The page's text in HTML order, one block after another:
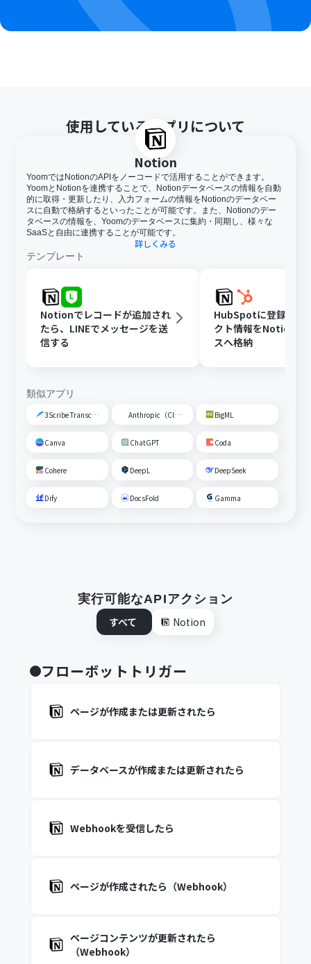
使用しているアプリについて
Notion
YoomではNotionのAPIをノーコードで活用することができます。
YoomとNotionを連携することで、Notionデータベースの情報を自動
的に取得・更新したり、入力フォームの情報をNotionのデータベー
スに自動で格納するといったことが可能です。また、Notionのデー
タベースの情報を、Yoomのデータベースに集約・同期し、様々な
SaaSと自由に連携することが可能です。
詳しくみる
テンプレート
Notionでレコードが追加され
たら、LINEでメッセージを送
信する
HubSpotに登録され
クト情報をNotionデ
スへ格納
類似アプリ
3Scribe Transcription Anthropic（Claude） BigML
Canva ChatGPT Coda
Cohere DeepL DeepSeek
Dify DocsFold Gamma
実行可能なAPIアクション
すべて
Notion
フローボットトリガー
ページが作成または更新されたら
データベースが作成または更新されたら
Webhookを受信したら
ページが作成されたら（Webhook）
ページコンテンツが更新されたら
（Webhook）